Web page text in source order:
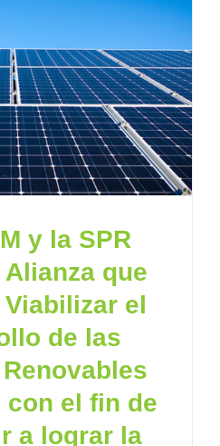
y la SPR
que
el
de las
con el fin de
a lograr la